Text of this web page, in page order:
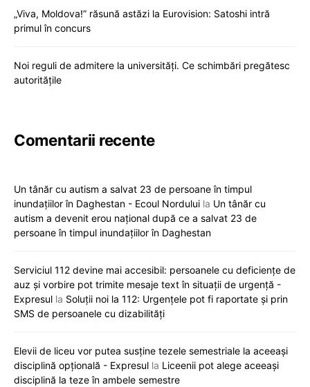
„Viva, Moldova!” răsună astăzi la Eurovision: Satoshi intră
primul în concurs
Noi reguli de admitere la universități. Ce schimbări pregătesc
autoritățile
Comentarii recente
Un tânăr cu autism a salvat 23 de persoane în timpul
inundațiilor în Daghestan - Ecoul Nordului la Un tânăr cu
autism a devenit erou național după ce a salvat 23 de
persoane în timpul inundațiilor în Daghestan
Serviciul 112 devine mai accesibil: persoanele cu deficiențe de
auz și vorbire pot trimite mesaje text în situații de urgență -
Expresul la Soluții noi la 112: Urgențele pot fi raportate și prin
SMS de persoanele cu dizabilități
Elevii de liceu vor putea susține tezele semestriale la aceeași
disciplină opțională - Expresul la Liceenii pot alege aceeași
disciplină la teze în ambele semestre